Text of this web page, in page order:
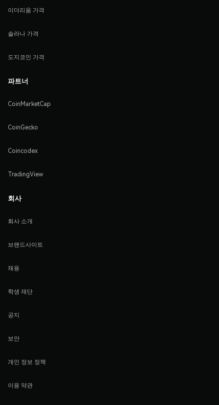
이더리움 가격
솔라나 가격
도지코인 가격
파트너
CoinMarketCap
CoinGecko
Coincodex
TradingView
회사
회사 소개
브랜드사이트
채용
학생 재단
공지
보안
개인 정보 정책
이용 약관